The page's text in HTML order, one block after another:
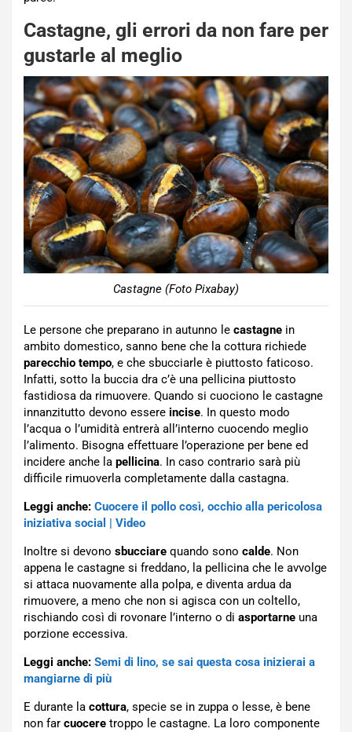
Castagne, gli errori da non fare per
gustarle al meglio
Castagne (Foto Pixabay)
Le persone che preparano in autunno le castagne in
ambito domestico, sanno bene che la cottura richiede
parecchio tempo, e che sbucciarle è piuttosto faticoso.
Infatti, sotto la buccia dra c’è una pellicina piuttosto
fastidiosa da rimuovere. Quando si cuociono le castagne
innanzitutto devono essere incise. In questo modo
l’acqua o l’umidità entrerà all’interno cuocendo meglio
l’alimento. Bisogna effettuare l’operazione per bene ed
incidere anche la pellicina. In caso contrario sarà più
difficile rimuoverla completamente dalla castagna.
Leggi anche: Cuocere il pollo così, occhio alla pericolosa
iniziativa social | Video
Inoltre si devono sbucciare quando sono calde. Non
appena le castagne si freddano, la pellicina che le avvolge
si attaca nuovamente alla polpa, e diventa ardua da
rimuovere, a meno che non si agisca con un coltello,
rischiando così di rovonare l’interno o di asportarne una
porzione eccessiva.
Leggi anche: Semi di lino, se sai questa cosa inizierai a
mangiarne di più
E durante la cottura, specie se in zuppa o lesse, è bene
non far cuocere troppo le castagne. La loro componente